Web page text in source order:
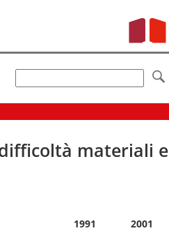
materiali e
1991 2001